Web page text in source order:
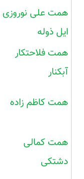
همت علی نوروزی
ایل ذوله
همت فلاحتکار
آبکنار
همت کاظم زاده
همت کمالی
دشتکی